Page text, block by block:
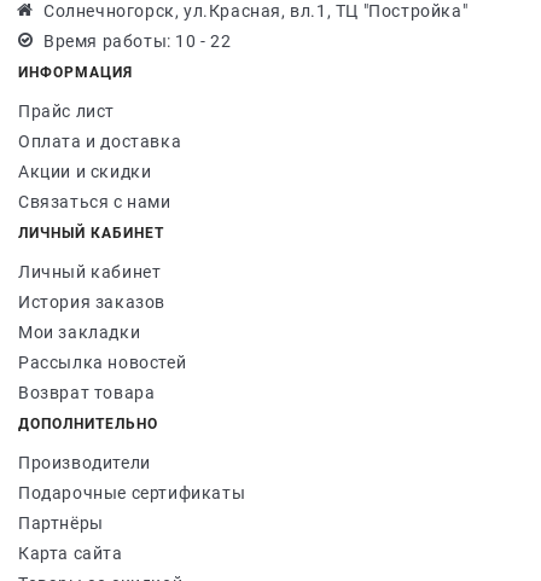
Солнечногорск, ул.Красная, вл.1, ТЦ "Постройка"
Время работы: 10 - 22
ИНФОРМАЦИЯ
Прайс лист
Оплата и доставка
Акции и скидки
Связаться с нами
ЛИЧНЫЙ КАБИНЕТ
Личный кабинет
История заказов
Мои закладки
Рассылка новостей
Возврат товара
ДОПОЛНИТЕЛЬНО
Производители
Подарочные сертификаты
Партнёры
Карта сайта